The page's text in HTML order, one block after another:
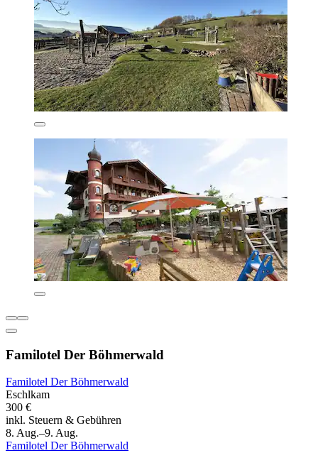
Familotel Der Böhmerwald
Familotel Der Böhmerwald
Eschlkam
300 €
inkl. Steuern & Gebühren
8. Aug.–9. Aug.
Familotel Der Böhmerwald